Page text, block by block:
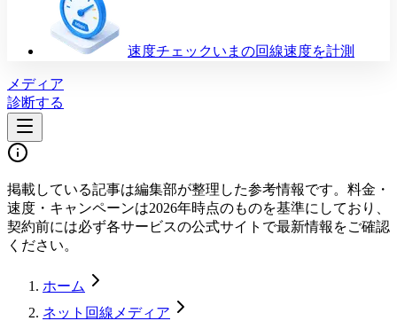
速度チェックいまの回線速度を計測
メディア
診断する
掲載している記事は編集部が整理した参考情報です。料金・
速度・キャンペーンは2026年時点のものを基準にしており、
契約前には必ず各サービスの公式サイトで最新情報をご確認
ください。
ホーム
ネット回線メディア